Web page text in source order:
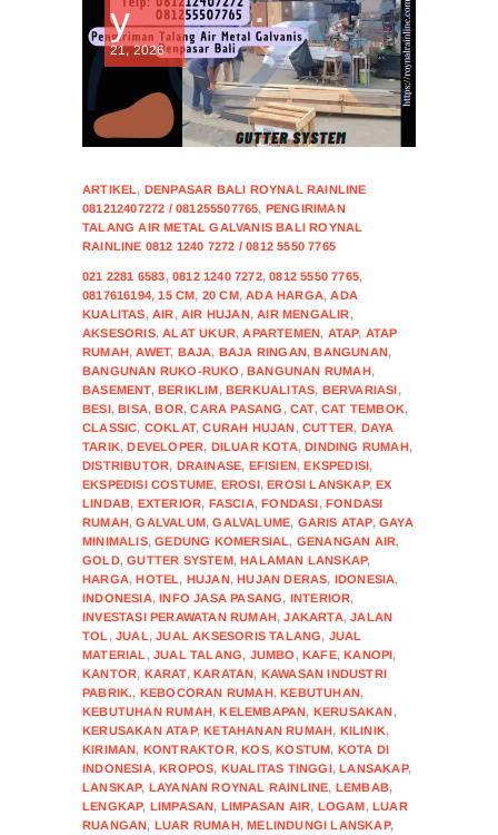
y
21, 2026
ARTIKEL, DENPASAR BALI ROYNAL RAINLINE
081212407272 / 081255507765, PENGIRIMAN
TALANG AIR METAL GALVANIS BALI ROYNAL
RAINLINE 0812 1240 7272 / 0812 5550 7765
021 2281 6583,0812 1240 7272,0812 5550 7765,
0817616194,15 CM, 20 CM,ADA HARGA,ADA
KUALITAS,AIR,AIR HUJAN,AIR MENGALIR,
AKSESORIS,ALAT UKUR,APARTEMEN, ATAP, ATAP
RUMAH,AWET, BAJA, BAJA RINGAN,BANGUNAN,
BANGUNAN RUKO-RUKO ,BANGUNAN RUMAH,
BASEMENT,BERIKLIM,BERKUALITAS, BERVARIASI,
BESI,BISA,BOR,CARA PASANG ,CAT,CAT TEMBOK,
CLASSIC, COKLAT,CURAH HUJAN,CUTTER, DAYA
TARIK,DEVELOPER, DILUAR KOTA,DINDING RUMAH,
DISTRIBUTOR, DRAINASE, EFISIEN,EKSPEDISI,
EKSPEDISI COSTUME, EROSI,EROSI LANSKAP,EX
LINDAB, EXTERIOR, FASCIA,FONDASI,FONDASI
RUMAH,GALVALUM,GALVALUME, GARIS ATAP,GAYA
MINIMALIS,GEDUNG KOMERSIAL, GENANGAN AIR,
GOLD,GUTTER SYSTEM,HALAMAN LANSKAP,
HARGA,HOTEL, HUJAN,HUJAN DERAS, IDONESIA,
INDONESIA,INFO JASA PASANG, INTERIOR,
INVESTASI PERAWATAN RUMAH,JAKARTA,JALAN
TOL ,JUAL,JUAL AKSESORIS TALANG, JUAL
MATERIAL ,JUAL TALANG, JUMBO ,KAFE,KANOPI,
KANTOR, KARAT,KARATAN, KAWASAN INDUSTRI
PABRIK., KEBOCORAN RUMAH,KEBUTUHAN,
KEBUTUHAN RUMAH,KELEMBAPAN, KERUSAKAN,
KERUSAKAN ATAP,KETAHANAN RUMAH, KILINIK,
KIRIMAN, KONTRAKTOR,KOS,KOSTUM, KOTA DI
INDONESIA,KROPOS, KUALITAS TINGGI,LANSAKAP,
LANSKAP, LAYANAN ROYNAL RAINLINE, LEMBAB,
LENGKAP, LIMPASAN, LIMPASAN AIR, LOGAM,LUAR
RUANGAN, LUAR RUMAH,MELINDUNGI LANSKAP,